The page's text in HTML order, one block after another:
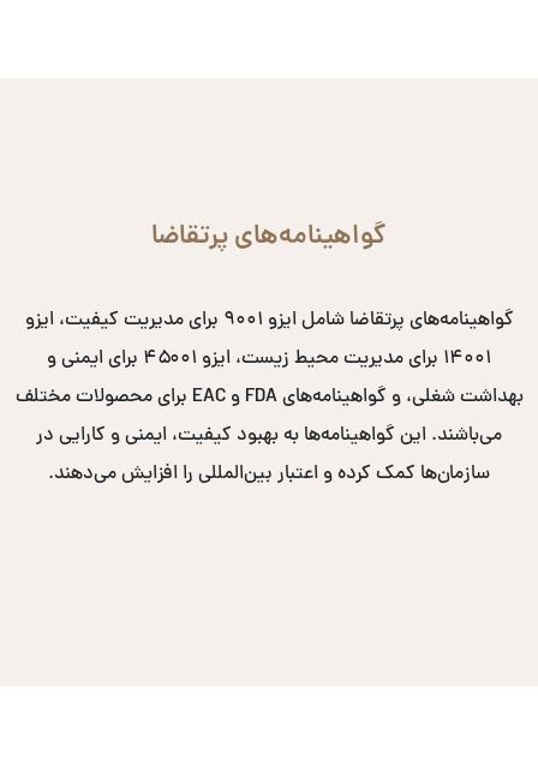
گواهینامه‌های پرتقاضا
گواهینامه‌های پرتقاضا شامل ایزو ۹۰۰۱ برای مدیریت کیفیت، ایزو
۱۴۰۰۱ برای مدیریت محیط زیست، ایزو ۴۵۰۰۱ برای ایمنی و
بهداشت شغلی، و گواهینامه‌های FDA و EAC برای محصولات مختلف
می‌باشند. این گواهینامه‌ها به بهبود کیفیت، ایمنی و کارایی در
سازمان‌ها کمک کرده و اعتبار بین‌المللی را افزایش می‌دهند.